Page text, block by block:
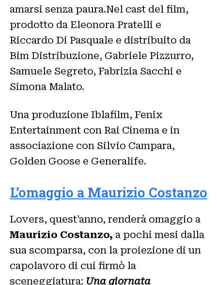
amarsi senza paura.Nel cast del film,
prodotto da Eleonora Pratelli e
Riccardo Di Pasquale e distribuito da
Bim Distribuzione, Gabriele Pizzurro,
Samuele Segreto, Fabrizia Sacchi e
Simona Malato.
Una produzione Iblafilm, Fenix
Entertainment con Rai Cinema e in
associazione con Silvio Campara,
Golden Goose e Generalife.
L’omaggio a Maurizio Costanzo
Lovers, quest’anno, renderà omaggio a
Maurizio Costanzo, a pochi mesi dalla
sua scomparsa, con la proiezione di un
capolavoro di cui firmò la
sceneggiatura: Una giornata